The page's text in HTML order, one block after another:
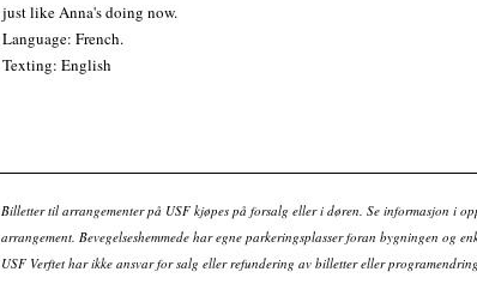
just like Anna's doing now.
Language: French.
Texting: English
Billetter til arrangementer på USF kjøpes på forsalg eller i døren. Se informasjon i
arrangement. Bevegelseshemmede har egne parkeringsplasser foran bygningen og
USF Verftet har ikke ansvar for salg eller refundering av billetter eller